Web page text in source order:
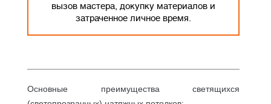
вызов мастера, докупку материалов и
затраченное личное время.
Основные преимущества светящихся